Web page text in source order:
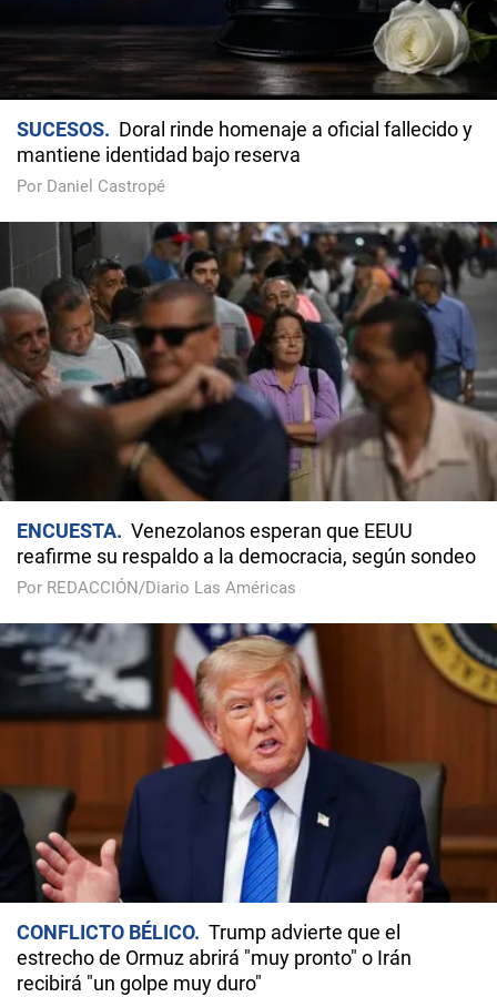
SUCESOS
Doral rinde homenaje a oficial fallecido y
mantiene identidad bajo reserva
Por Daniel Castropé
ENCUESTA
Venezolanos esperan que EEUU
reafirme su respaldo a la democracia, según sondeo
Por REDACCIÓN/Diario Las Américas
CONFLICTO BÉLICO
Trump advierte que el
estrecho de Ormuz abrirá "muy pronto" o Irán
recibirá "un golpe muy duro"